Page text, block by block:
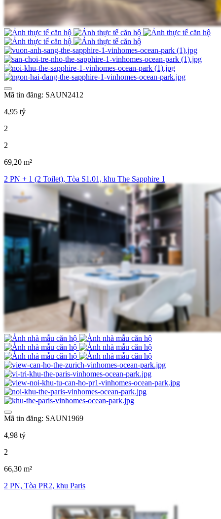
Mã tin đăng: SAUN2412
4,95 tỷ
2
2
69,20 m²
2 PN + 1 (2 Toilet), Tòa S1.01, khu The Sapphire 1
Mã tin đăng: SAUN1969
4,98 tỷ
2
66,30 m²
2 PN, Tòa PR2, khu Paris